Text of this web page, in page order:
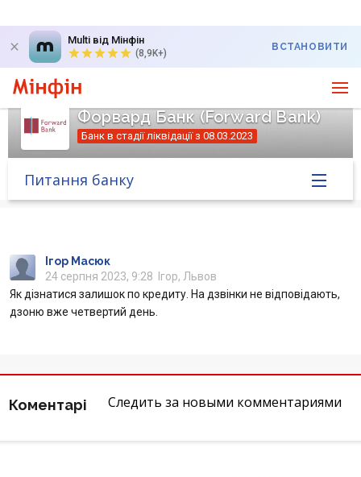
Multi від Мінфін
(8,9K+)
ВСТАНОВИТИ
Форвард Банк (Forward Bank)
Банк в стадії ліквідації з 08.03.2023
Банк у новинах
Питання банку
Питання банку
Ігор Масюк
24 серпня 2023, 9:28
Ігор, Львов
Як дізнатися залишок по кредиту. На дзвінки не відповідають,
дзоню вже четвертий день.
Следить за новыми комментариями
Коментарі